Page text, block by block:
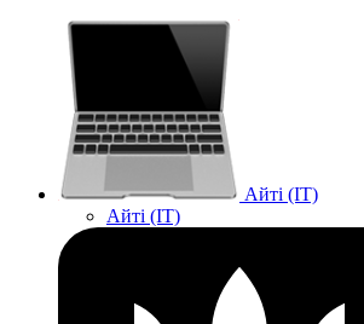
Айті (IT)
Айті (IT)